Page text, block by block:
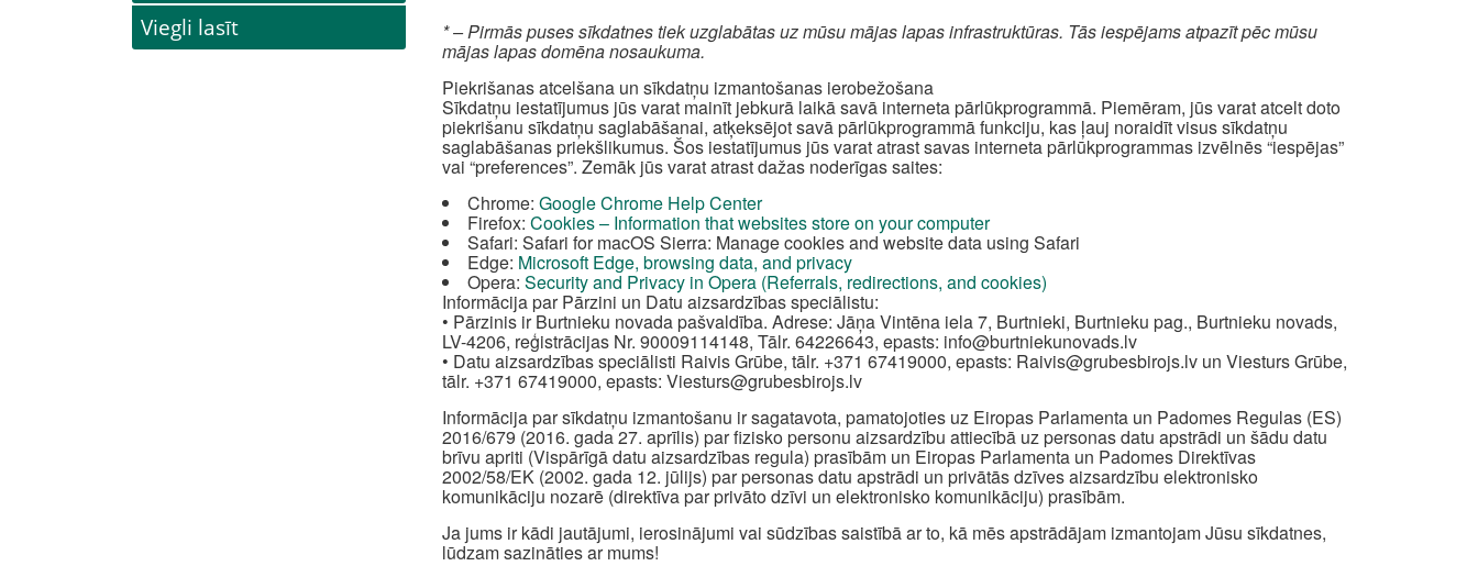
Viegli lasīt
* – Pirmās puses sīkdatnes tiek uzglabātas uz mūsu mājas lapas infrastruktūras. Tās iespējams atpazīt pēc mūsu
mājas lapas domēna nosaukuma.
Piekrišanas atcelšana un sīkdatņu izmantošanas ierobežošana
Sīkdatņu iestatījumus jūs varat mainīt jebkurā laikā savā interneta pārlūkprogrammā. Piemēram, jūs varat atcelt doto
piekrišanu sīkdatņu saglabāšanai, atķeksējot savā pārlūkprogrammā funkciju, kas ļauj noraidīt visus sīkdatņu
saglabāšanas priekšlikumus. Šos iestatījumus jūs varat atrast savas interneta pārlūkprogrammas izvēlnēs “iespējas”
vai “preferences”. Zemāk jūs varat atrast dažas noderīgas saites:
Chrome: Google Chrome Help Center
Firefox: Cookies – Information that websites store on your computer
Safari: Safari for macOS Sierra: Manage cookies and website data using Safari
Edge: Microsoft Edge, browsing data, and privacy
Opera: Security and Privacy in Opera (Referrals, redirections, and cookies)
Informācija par Pārzini un Datu aizsardzības speciālistu:
• Pārzinis ir Burtnieku novada pašvaldība. Adrese: Jāņa Vintēna iela 7, Burtnieki, Burtnieku pag., Burtnieku novads,
LV-4206, reģistrācijas Nr. 90009114148, Tālr. 64226643, epasts: info@burtniekunovads.lv
• Datu aizsardzības speciālisti Raivis Grūbe, tālr. +371 67419000, epasts: Raivis@grubesbirojs.lv un Viesturs Grūbe,
tālr. +371 67419000, epasts: Viesturs@grubesbirojs.lv
Informācija par sīkdatņu izmantošanu ir sagatavota, pamatojoties uz Eiropas Parlamenta un Padomes Regulas (ES)
2016/679 (2016. gada 27. aprīlis) par fizisko personu aizsardzību attiecībā uz personas datu apstrādi un šādu datu
brīvu apriti (Vispārīgā datu aizsardzības regula) prasībām un Eiropas Parlamenta un Padomes Direktīvas
2002/58/EK (2002. gada 12. jūlijs) par personas datu apstrādi un privātās dzīves aizsardzību elektronisko
komunikāciju nozarē (direktīva par privāto dzīvi un elektronisko komunikāciju) prasībām.
Ja jums ir kādi jautājumi, ierosinājumi vai sūdzības saistībā ar to, kā mēs apstrādājam izmantojam Jūsu sīkdatnes,
lūdzam sazināties ar mums!